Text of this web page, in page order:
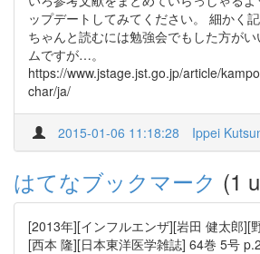
ップデートしてみてください。 細かく記
ちゃんと読むには勉強会でもした方が
ムですが…。
https://www.jstage.jst.go.jp/article/
char/ja/
2015-01-06 11:18:28 Ippei
はてなブックマーク (1
[2013年][インフルエンザ][岩田 健太郎][
[西本 隆][日本東洋医学雑誌] 64巻 5号